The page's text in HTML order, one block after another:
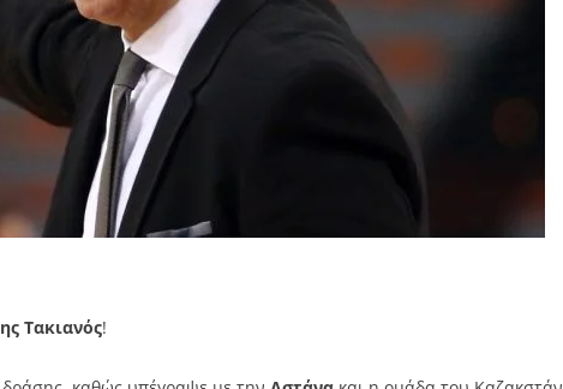
Τακιανός!